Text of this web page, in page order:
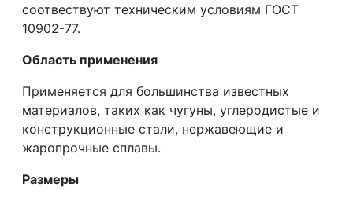
соотвествуют техническим условиям ГОСТ
10902-77.
Область применения
Применяется для большинства известных
материалов, таких как чугуны, углеродистые и
конструкционные стали, нержавеющие и
жаропрочные сплавы.
Размеры